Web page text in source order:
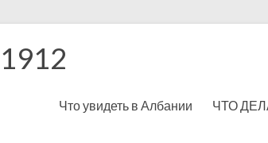
Что увидеть в Албании ЧТО